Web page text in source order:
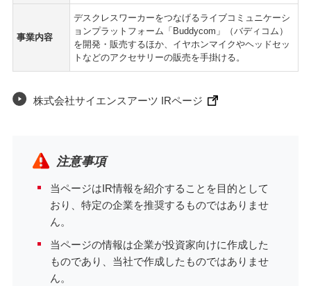
事業内容
デスクレスワーカーをつなげるライブコミュニケーシ
ョンプラットフォーム「Buddycom」（バディコム）
を開発・販売するほか、イヤホンマイクやヘッドセッ
トなどのアクセサリーの販売を手掛ける。
株式会社サイエンスアーツ IRページ
注意事項
当ページはIR情報を紹介することを目的として
おり、特定の企業を推奨するものではありませ
ん。
当ページの情報は企業が投資家向けに作成した
ものであり、当社で作成したものではありませ
ん。